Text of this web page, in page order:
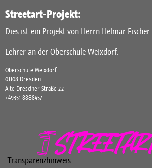
Streetart-Projekt:
Dies ist ein Projekt von Herrn Helmar Fischer.
Lehrer an der Oberschule Weixdorf.
Oberschule Weixdorf
01108 Dresden
Alte Dresdner Straße 22
+49351 8888457
Transparenzhinweis: